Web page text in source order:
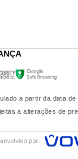
a partir da data de
a alterações de